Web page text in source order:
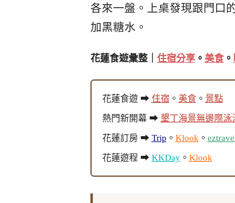
各來一盤。上桌發現跟門口
加黑糖水。
花蓮食遊彙整｜ 住宿分享 。 美食。
花蓮食遊 ➡ 住宿 。 美食。 景點
熱門新開幕 ➡ 墾丁海景無邊際泳
花蓮訂房 ➡ Trip 。 Klook 。
花蓮遊程 ➡ KKDay。 Klook